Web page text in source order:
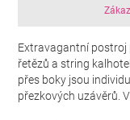
Extravagantní postroj
řetězů a string
přes boky jsou
přezkových uzávěrů.